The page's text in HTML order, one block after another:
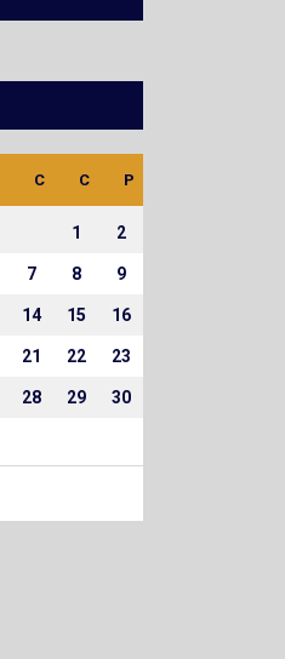
C C P
1 2
7 8 9
14 15 16
21 22 23
28 29 30